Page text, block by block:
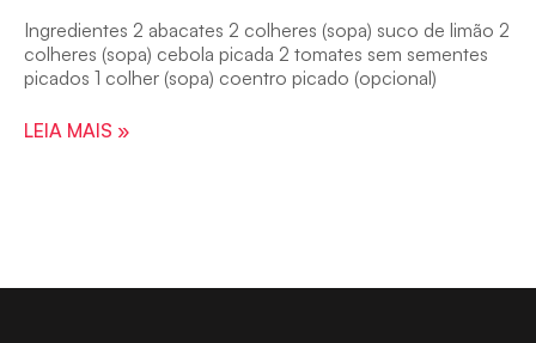
Ingredientes 2 abacates 2 colheres (sopa) suco de limão 2
colheres (sopa) cebola picada 2 tomates sem sementes
picados 1 colher (sopa) coentro picado (opcional)
LEIA MAIS »